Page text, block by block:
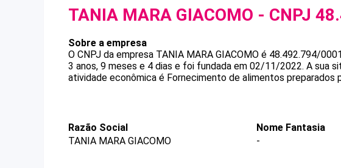
TANIA MARA GIACOMO - CNPJ
Sobre a empresa
O CNPJ da empresa TANIA MARA GIACOMO é 48.492.794/
3 anos, 9 meses e 4 dias e foi fundada em 02/11/2022. A sua
atividade econômica é Fornecimento de alimentos preparados
Razão Social
TANIA MARA GIACOMO
Nome Fantasia
-